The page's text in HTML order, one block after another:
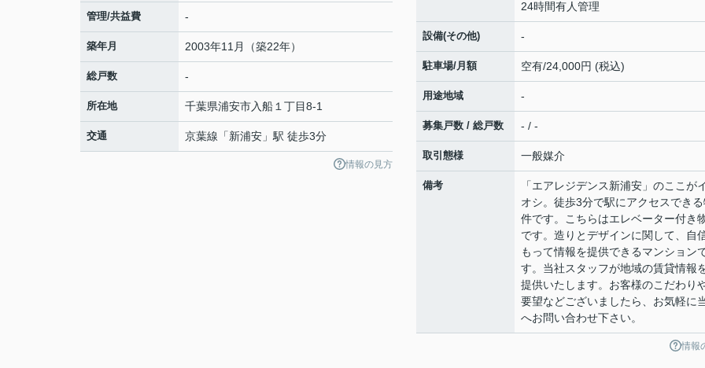
管理/共益費 -
築年月 2003年11月（築22年）
総戸数 -
所在地 千葉県浦安市入船 １丁目8-1
交通 京葉線 「新浦安 」駅 徒歩3分
情報の見方
24時間有人管理
設備(その他) -
駐車場/月額 空有/24,000円 (税込)
用途地域 -
募集戸数 / 総戸数 - / -
取引態様 一般媒介
備考
「エアレジデンス新浦安」のここが
オシ。徒歩3分で駅にアクセスできる
件です。こちらはエレベーター付き
です。造りとデザインに関して、自
もって情報を提供できるマンション
す。当社スタッフが地域の賃貸情報
提供いたします。お客様のこだわり
要望などございましたら、お気軽に
へお問い合わせ下さい。
情報